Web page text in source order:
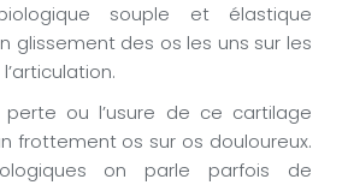
souple et élastique
glissement des os les uns sur les
ou l’usure de ce cartilage
frottement os sur os douloureux.
on parle parfois de